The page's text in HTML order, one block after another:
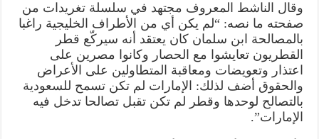
وقال الناشط المعروف مجتهد في سلسلة تغريدات من
صفحته ما نصه: “لم يكن أي من الأطراف الخليجية راغبا
بالمصالحة ابن سلمان كان يعتقد أنه سيركّع قطر
القطريون تعايشوا مع الحصار وكانوا مصرين على
اعتذار وتعويضات ومعاقبة المتطاولين على الأعراض
والحقوق أضف لذلك: الإمارات لم تكن تسمح للسعودية
بالتصالح لوحدها وقطر لم تكن تقبل تصالحا تدخل فيه
الإمارات”.